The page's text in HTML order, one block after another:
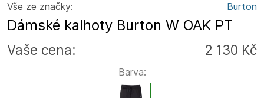
Vše ze značky: Burton
Dámské kalhoty Burton W OAK PT
Vaše cena: 2 130 Kč
Barva: